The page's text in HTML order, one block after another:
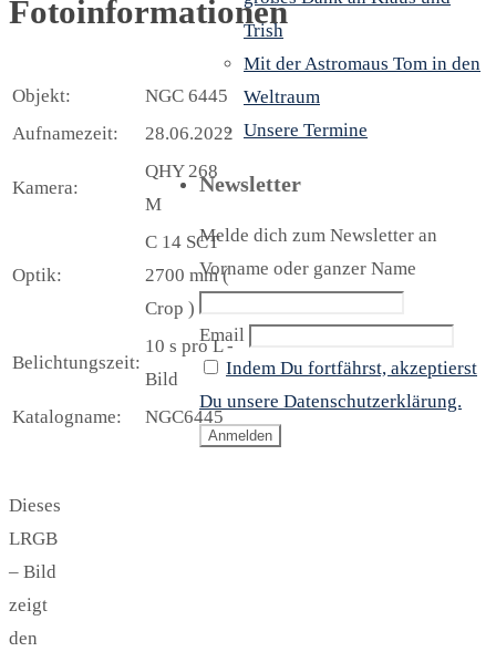
Fotoinformationen
Objekt:
NGC 6445
Aufnamezeit:
28.06.2022
Kamera:
QHY 268
M
Optik:
C 14 SCT
2700 mm (
Crop )
Belichtungszeit:
10 s pro L -
Bild
Katalogname:
NGC6445
Dieses
LRGB
– Bild
zeigt
den
Trish
Mit der Astromaus Tom in den
Weltraum
Unsere Termine
Newsletter
Melde dich zum Newsletter an
Vorname oder ganzer Name
Email
Indem Du fortfährst, akzeptierst
Du unsere Datenschutzerklärung.